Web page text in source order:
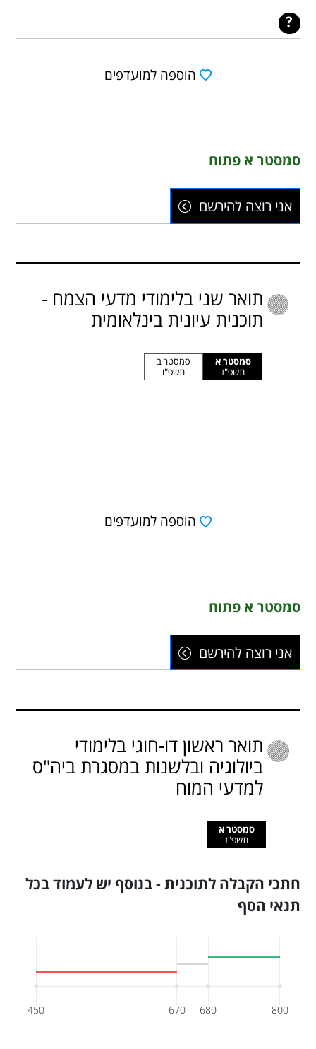
הוספה למועדפים
סמסטר א פתוח
אני רוצה להירשם
תואר שני בלימודי מדעי הצמח -
תוכנית עיונית בינלאומית
סמסטר א
תשפ"ז
סמסטר ב
תשפ"ו
הוספה למועדפים
סמסטר א פתוח
אני רוצה להירשם
תואר ראשון דו-חוגי בלימודי
ביולוגיה ובלשנות במסגרת ביה"ס
למדעי המוח
סמסטר א
תשפ"ז
חתכי הקבלה לתוכנית - בנוסף יש לעמוד בכל
תנאי הסף
450 670 680 800